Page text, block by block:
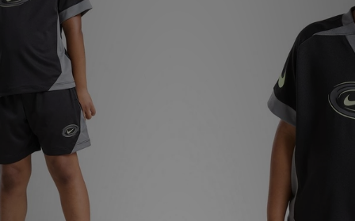
Football
PROMOS
Suivre Ma Commande
Service client